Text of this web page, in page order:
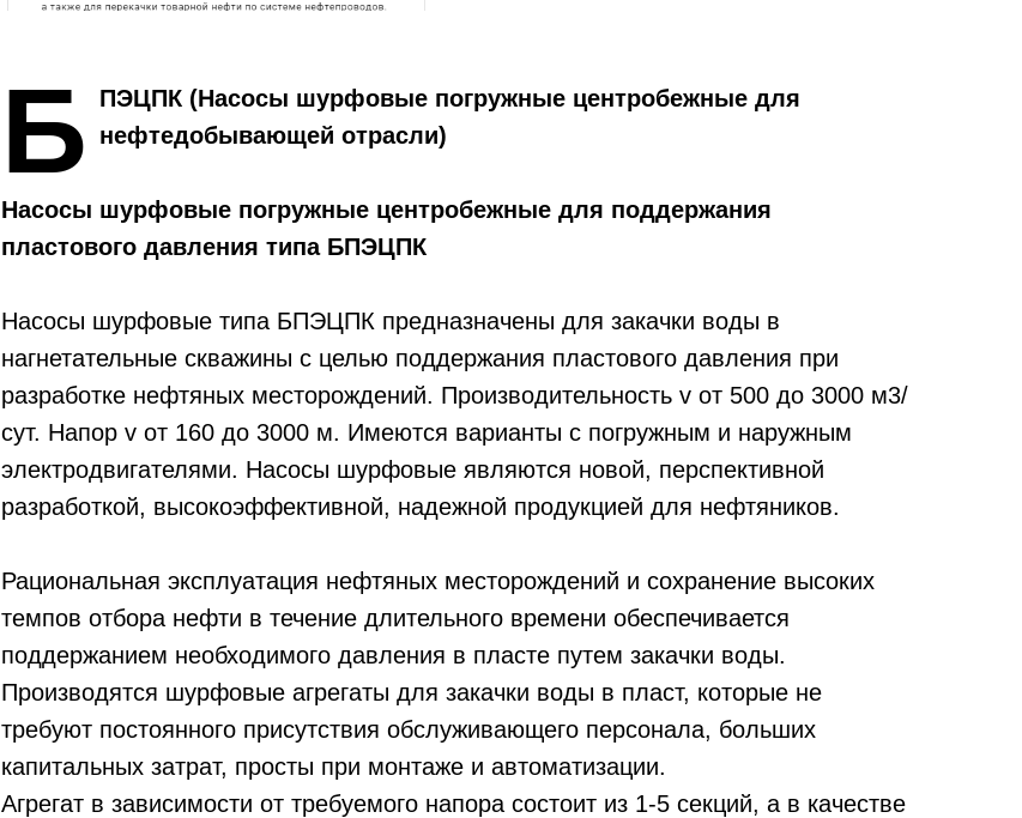
Б
ПЭЦПК (Насосы шурфовые погружные центробежные для
нефтедобывающей отрасли)
Насосы шурфовые погружные центробежные для поддержания
пластового давления типа БПЭЦПК
Насосы шурфовые типа БПЭЦПК предназначены для закачки воды в
нагнетательные скважины с целью поддержания пластового давления при
разработке нефтяных месторождений. Производительность v от 500 до 3000 м3/
сут. Напор v от 160 до 3000 м. Имеются варианты с погружным и наружным
электродвигателями. Насосы шурфовые являются новой, перспективной
разработкой, высокоэффективной, надежной продукцией для нефтяников.
Рациональная эксплуатация нефтяных месторождений и сохранение высоких
темпов отбора нефти в течение длительного времени обеспечивается
поддержанием необходимого давления в пласте путем закачки воды.
Производятся шурфовые агрегаты для закачки воды в пласт, которые не
требуют постоянного присутствия обслуживающего персонала, больших
капитальных затрат, просты при монтаже и автоматизации.
Агрегат в зависимости от требуемого напора состоит из 1-5 секций, а в качестве